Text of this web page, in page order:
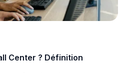
Center ? Définition